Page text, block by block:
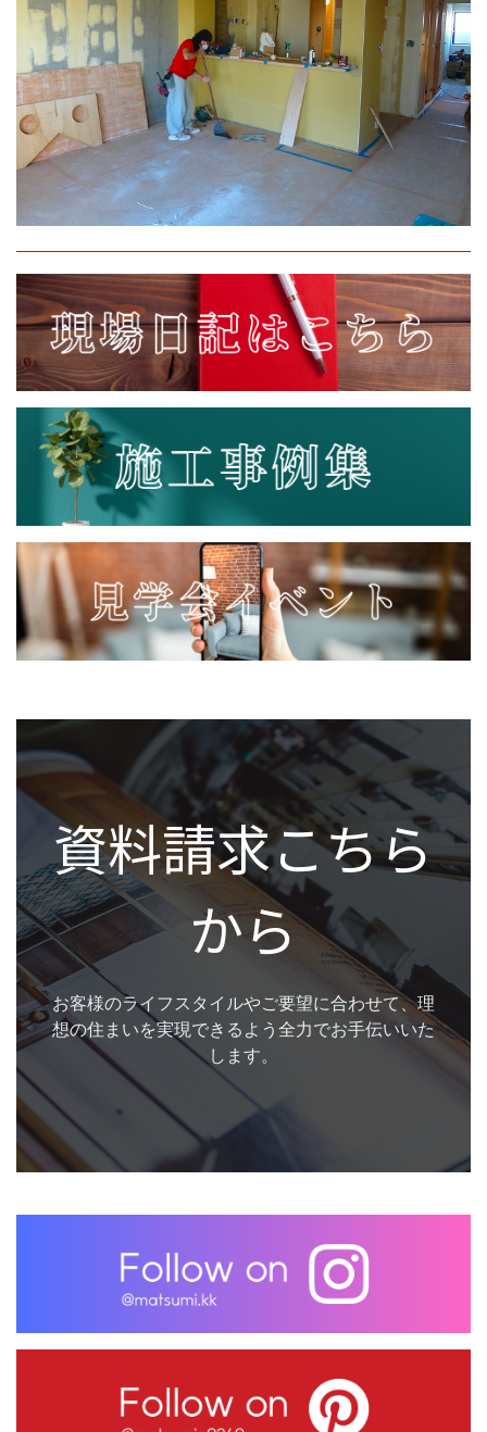
資料請求こちら
から
お客様のライフスタイルやご要望に合わせて、理
想の住まいを実現できるよう全力でお手伝いいた
します。